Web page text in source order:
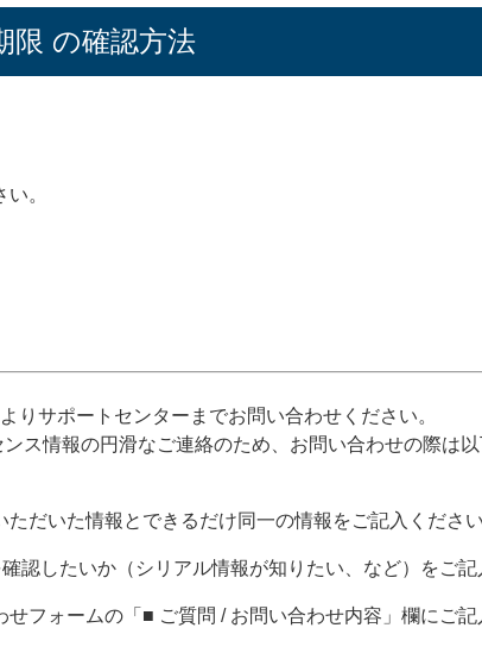
限 の確認方法
。
りサポートセンターまでお問い合わせください。
ス情報の円滑なご連絡のため、お問い合わせの際は
だいた情報とできるだけ同一の情報をご記入ください
したいか（シリアル情報が知りたい、など）をご記
フォームの「■ ご質問 / お問い合わせ内容」欄にご記